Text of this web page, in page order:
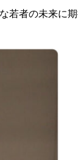
若者の未来に期